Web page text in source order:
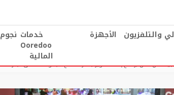
والتلفزيون الأجهزة خدمات
Ooredoo
المالية
نجوم
من خلال برنامج إعادة تدوير بالشراكة مع مجموعة شاطئ البحر